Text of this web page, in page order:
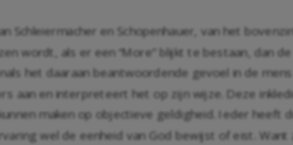
Schleiermacher en Schopenhauer, van het
wordt, als er een “More” blijkt te bestaan, dan
het daaraan beantwoordende gevoel in de
aan en interpreteert het op zijn wijze. Deze
maken op objectieve geldigheid. Ieder
wel de eenheid van God bewijst of eist.